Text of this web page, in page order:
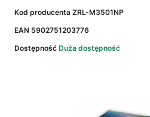
Kod producenta ZRL-M3501NP
EAN 5902751203776
Dostępność Duża dostępność